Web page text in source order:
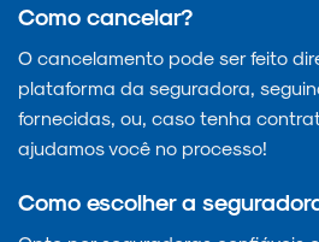
Como cancelar?
O cancelamento pode ser feito
plataforma da seguradora,
fornecidas, ou, caso tenha
ajudamos você no processo!
Como escolher a